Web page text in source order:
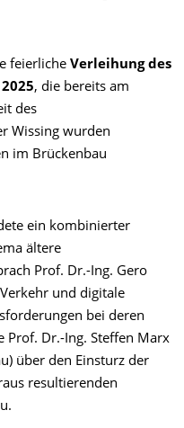
feierliche Verleihung des
, die bereits am
des
Wissing wurden
im Brückenbau
ein kombinierter
ältere
Prof. Dr.-Ing. Gero
und digitale
bei deren
Prof. Dr.-Ing. Steffen Marx
über den Einsturz der
resultierenden